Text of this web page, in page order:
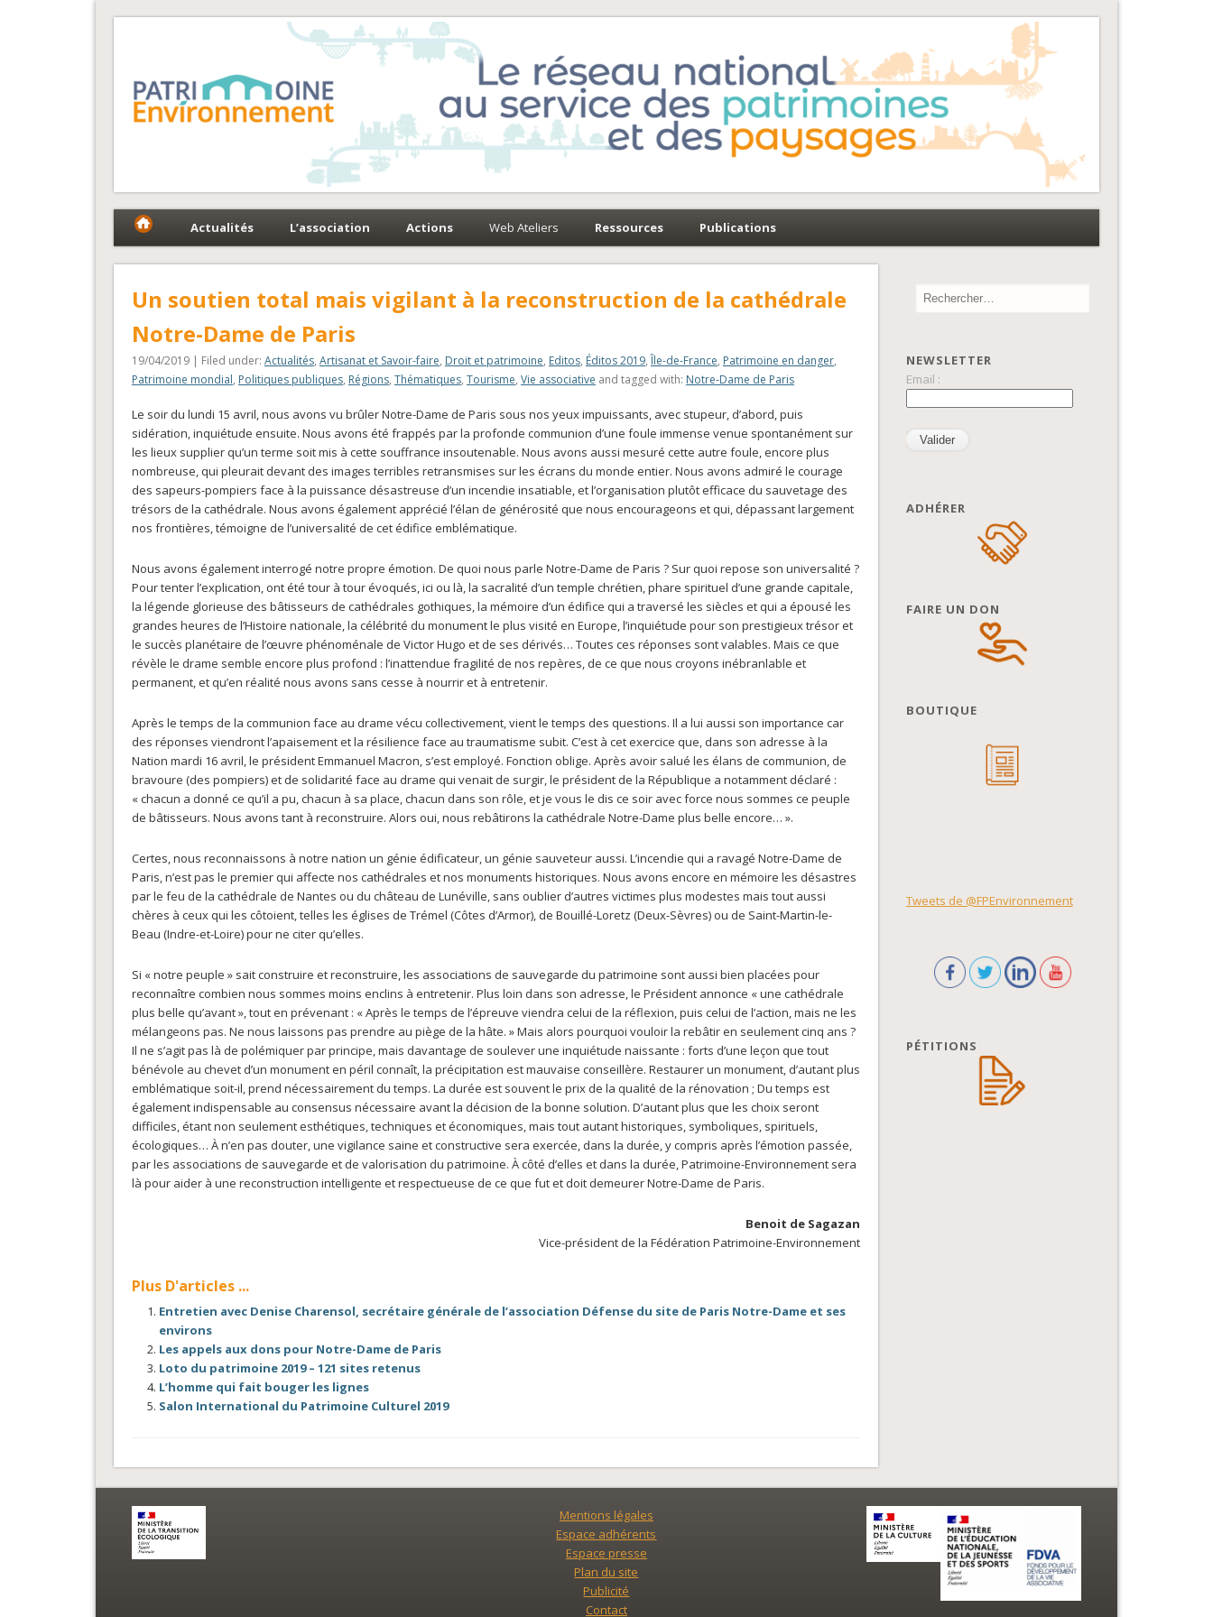
Fédération Patrimoine-Environnement
Actualités L’association Actions Web Ateliers Ressources Publications
Un soutien total mais vigilant à la reconstruction de la cathédrale
Notre-Dame de Paris
19/04/2019 | Filed under: Actualités, Artisanat et Savoir-faire, Droit et patrimoine, Editos, Éditos 2019,Île-de-France, Patrimoine en danger,
Patrimoine mondial, Politiques publiques, Régions, Thématiques, Tourisme, Vie associative and tagged with: Notre-Dame de Paris
Le soir du lundi 15 avril, nous avons vu brûler Notre-Dame de Paris sous nos yeux impuissants, avec stupeur, d’abord, puis
sidération, inquiétude ensuite. Nous avons été frappés par la profonde communion d’une foule immense venue spontanément sur
les lieux supplier qu’un terme soit mis à cette souffrance insoutenable. Nous avons aussi mesuré cette autre foule, encore plus
nombreuse, qui pleurait devant des images terribles retransmises sur les écrans du monde entier. Nous avons admiré le courage
des sapeurs-pompiers face à la puissance désastreuse d’un incendie insatiable, et l’organisation plutôt efficace du sauvetage des
trésors de la cathédrale. Nous avons également apprécié l’élan de générosité que nous encourageons et qui, dépassant largement
nos frontières, témoigne de l’universalité de cet édifice emblématique.
Nous avons également interrogé notre propre émotion. De quoi nous parle Notre-Dame de Paris ? Sur quoi repose son universalité ?
Pour tenter l’explication, ont été tour à tour évoqués, ici ou là, la sacralité d’un temple chrétien, phare spirituel d’une grande capitale,
la légende glorieuse des bâtisseurs de cathédrales gothiques, la mémoire d’un édifice qui a traversé les siècles et qui a épousé les
grandes heures de l’Histoire nationale, la célébrité du monument le plus visité en Europe, l’inquiétude pour son prestigieux trésor et
le succès planétaire de l’œuvre phénoménale de Victor Hugo et de ses dérivés… Toutes ces réponses sont valables. Mais ce que
révèle le drame semble encore plus profond : l’inattendue fragilité de nos repères, de ce que nous croyons inébranlable et
permanent, et qu’en réalité nous avons sans cesse à nourrir et à entretenir.
Après le temps de la communion face au drame vécu collectivement, vient le temps des questions. Il a lui aussi son importance car
des réponses viendront l’apaisement et la résilience face au traumatisme subit. C’est à cet exercice que, dans son adresse à la
Nation mardi 16 avril, le président Emmanuel Macron, s’est employé. Fonction oblige. Après avoir salué les élans de communion, de
bravoure (des pompiers) et de solidarité face au drame qui venait de surgir, le président de la République a notamment déclaré :
« chacun a donné ce qu’il a pu, chacun à sa place, chacun dans son rôle, et je vous le dis ce soir avec force nous sommes ce peuple
de bâtisseurs. Nous avons tant à reconstruire. Alors oui, nous rebâtirons la cathédrale Notre-Dame plus belle encore… ».
Certes, nous reconnaissons à notre nation un génie édificateur, un génie sauveteur aussi. L’incendie qui a ravagé Notre-Dame de
Paris, n’est pas le premier qui affecte nos cathédrales et nos monuments historiques. Nous avons encore en mémoire les désastres
par le feu de la cathédrale de Nantes ou du château de Lunéville, sans oublier d’autres victimes plus modestes mais tout aussi
chères à ceux qui les côtoient, telles les églises de Trémel (Côtes d’Armor), de Bouillé-Loretz (Deux-Sèvres) ou de Saint-Martin-le-
Beau (Indre-et-Loire) pour ne citer qu’elles.
Si « notre peuple » sait construire et reconstruire, les associations de sauvegarde du patrimoine sont aussi bien placées pour
reconnaître combien nous sommes moins enclins à entretenir. Plus loin dans son adresse, le Président annonce « une cathédrale
plus belle qu’avant », tout en prévenant : « Après le temps de l’épreuve viendra celui de la réflexion, puis celui de l’action, mais ne les
mélangeons pas. Ne nous laissons pas prendre au piège de la hâte. » Mais alors pourquoi vouloir la rebâtir en seulement cinq ans ?
Il ne s’agit pas là de polémiquer par principe, mais davantage de soulever une inquiétude naissante : forts d’une leçon que tout
bénévole au chevet d’un monument en péril connaît, la précipitation est mauvaise conseillère. Restaurer un monument, d’autant plus
emblématique soit-il, prend nécessairement du temps. La durée est souvent le prix de la qualité de la rénovation ; Du temps est
également indispensable au consensus nécessaire avant la décision de la bonne solution. D’autant plus que les choix seront
difficiles, étant non seulement esthétiques, techniques et économiques, mais tout autant historiques, symboliques, spirituels,
écologiques… À n’en pas douter, une vigilance saine et constructive sera exercée, dans la durée, y compris après l’émotion passée,
par les associations de sauvegarde et de valorisation du patrimoine. À côté d’elles et dans la durée, Patrimoine-Environnement sera
là pour aider à une reconstruction intelligente et respectueuse de ce que fut et doit demeurer Notre-Dame de Paris.
Benoit de Sagazan
Vice-président de la Fédération Patrimoine-Environnement
Plus D'articles ...
Entretien avec Denise Charensol, secrétaire générale de l’association Défense du site de Paris Notre-Dame et ses
environs
Les appels aux dons pour Notre-Dame de Paris
Loto du patrimoine 2019 – 121 sites retenus
L’homme qui fait bouger les lignes
Salon International du Patrimoine Culturel 2019
NEWSLETTER
Email :
ADHÉRER
FAIRE UN DON
BOUTIQUE
Tweets de @FPEnvironnement
PÉTITIONS
Mentions légales
Espace adhérents
Espace presse
Plan du site
Publicité
Contact